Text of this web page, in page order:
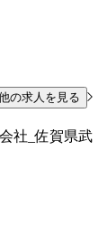
の求人を見る
社_佐賀県武